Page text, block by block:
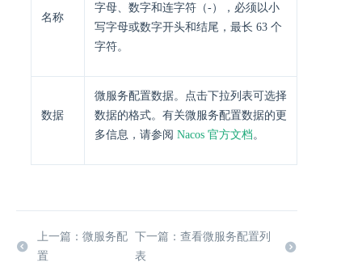
名称
字母、数字和连字符（-），必须以小
写字母或数字开头和结尾，最长 63 个
字符。
数据
微服务配置数据。点击下拉列表可选择
数据的格式。有关微服务配置数据的更
多信息，请参阅 Nacos 官方文档。
上一篇：微服务配
置
下一篇：查看微服务配置列
表